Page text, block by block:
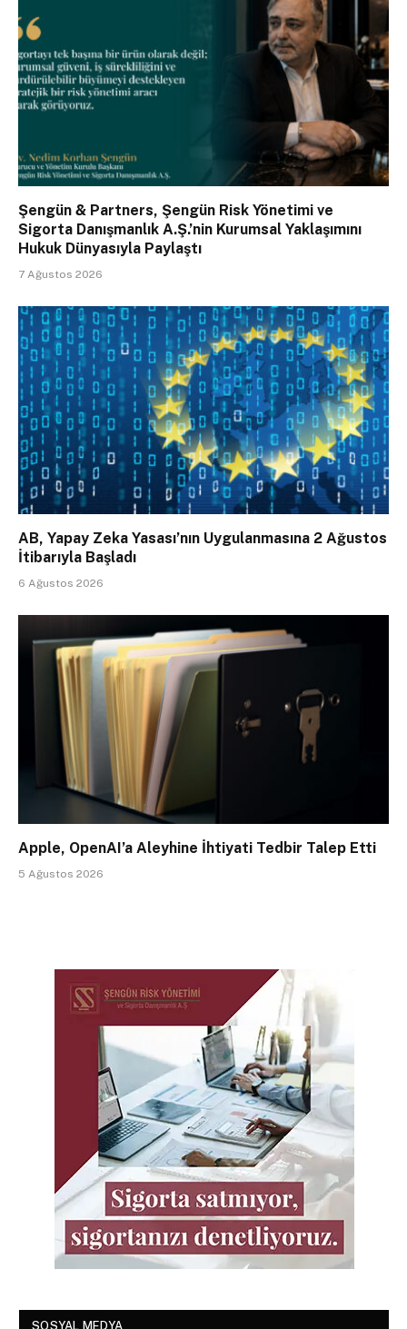
Şengün & Partners, Şengün Risk Yönetimi ve
Sigorta Danışmanlık A.Ş.’nin Kurumsal Yaklaşımını
Hukuk Dünyasıyla Paylaştı
7 Ağustos 2026
AB, Yapay Zeka Yasası’nın Uygulanmasına 2 Ağustos
İtibarıyla Başladı
6 Ağustos 2026
Apple, OpenAI’a Aleyhine İhtiyati Tedbir Talep Etti
5 Ağustos 2026
SOSYAL MEDYA